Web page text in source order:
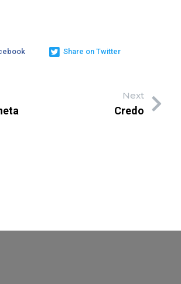
Share on Twitter
Next
Credo